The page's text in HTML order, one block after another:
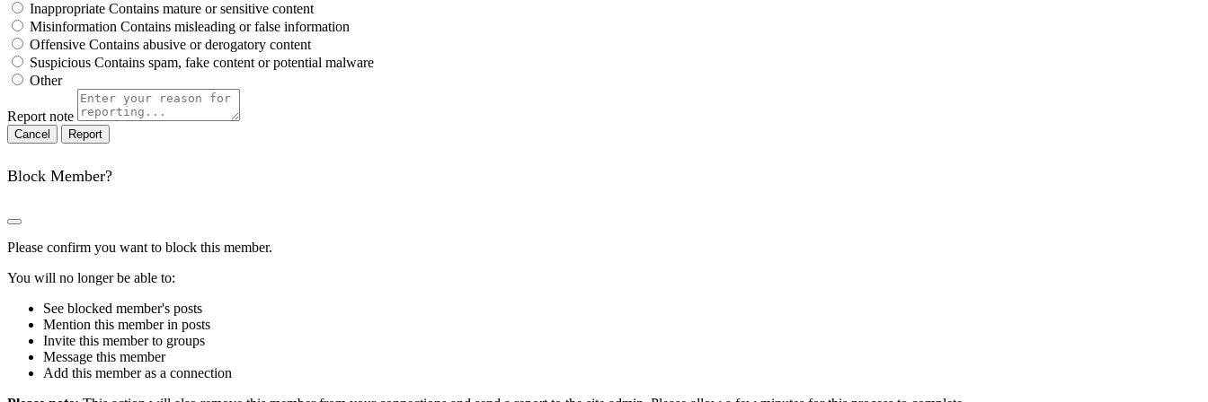
Inappropriate Contains mature or sensitive content
Misinformation Contains misleading or false information
Offensive Contains abusive or derogatory content
Suspicious Contains spam, fake content or potential malware
Other
Report note
Report
Block Member?
Please confirm you want to block this member.
You will no longer be able to:
See blocked member's posts
Mention this member in posts
Invite this member to groups
Message this member
Add this member as a connection